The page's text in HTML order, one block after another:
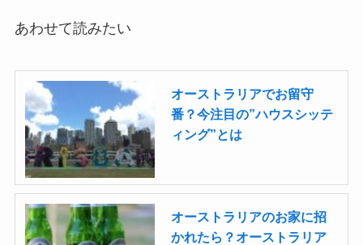
あわせて読みたい
オーストラリアでお留守
番？今注目の”ハウスシッテ
ィング”とは
オーストラリアのお家に招
かれたら？オーストラリア